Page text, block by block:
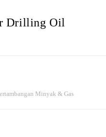
Drilling Oil
Minyak & Gas